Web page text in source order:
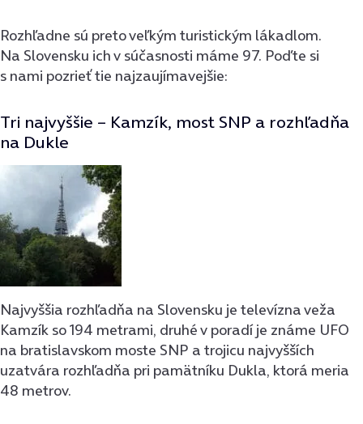
Rozhľadne sú preto veľkým turistickým lákadlom.
Na Slovensku ich v súčasnosti máme 97. Poďte si
s nami pozrieť tie najzaujímavejšie:
Tri najvyššie – Kamzík, most SNP a rozhľadňa
na Dukle
Najvyššia rozhľadňa na Slovensku je televízna veža
Kamzík so 194 metrami, druhé v poradí je známe UFO
na bratislavskom moste SNP a trojicu najvyšších
uzatvára rozhľadňa pri pamätníku Dukla, ktorá meria
48 metrov.